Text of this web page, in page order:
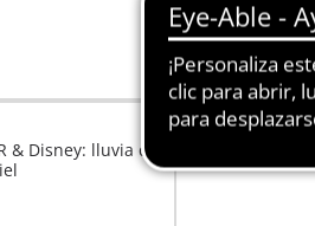
& Disney: lluvia de